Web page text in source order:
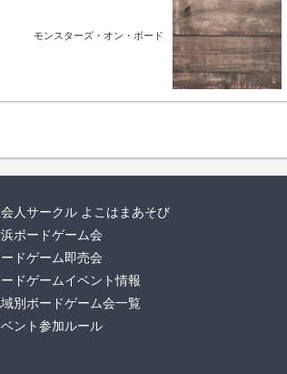
モンスターズ・オン・ボード
人サークル よこはまあそび
ボードゲーム会
ドゲーム即売会
ドゲームイベント情報
別ボードゲーム会一覧
ント参加ルール